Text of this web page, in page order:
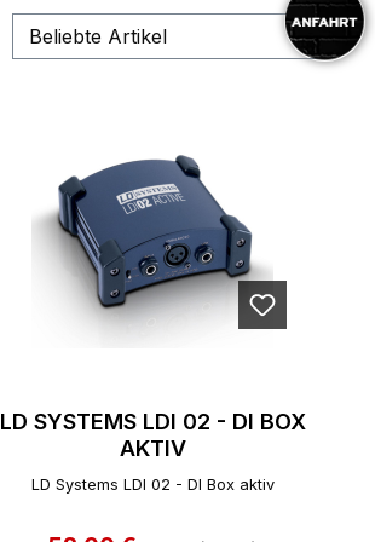
LD SYSTEMS LDI 02 - DI BOX
AKTIV
LD Systems LDI 02 - DI Box aktiv